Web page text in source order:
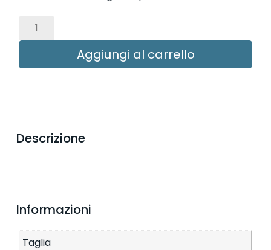
Aggiungi al carrello
Descrizione
Informazioni
Taglia